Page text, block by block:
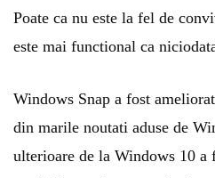
Poate ca nu este la fel de
este mai functional ca
Windows Snap a fost
din marile noutati aduse de
ulterioare de la Windows 10 a